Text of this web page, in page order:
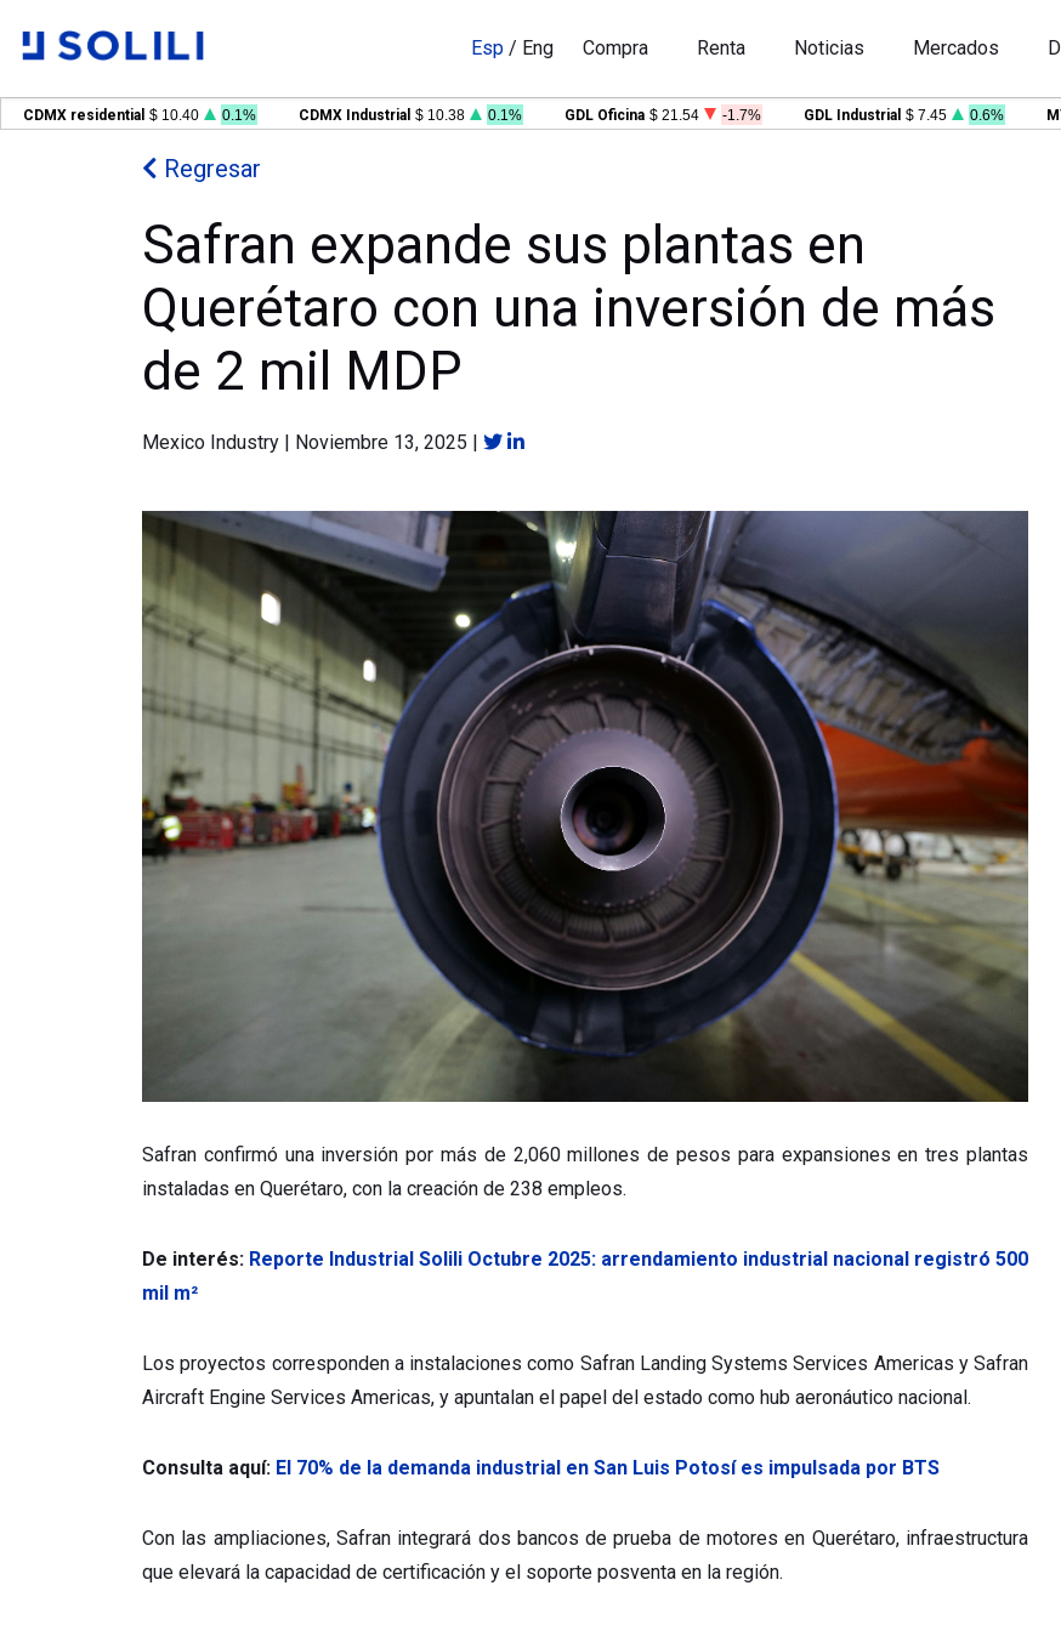
Esp / Eng Compra Renta Noticias Mercados
residential $ 10.40 0.1% CDMX Industrial $ 10.38 0.1% GDL Oficina $ 21.54 -1.7% GDL Industrial $ 7.45 0.6% MTY
Regresar
Safran expande sus plantas en
Querétaro con una inversión de más
de 2 mil MDP
Mexico Industry | Noviembre 13, 2025 |
Safran confirmó una inversión por más de 2,060 millones de pesos para expansiones en tres plantas
instaladas en Querétaro, con la creación de 238 empleos.
De interés: Reporte Industrial Solili Octubre 2025: arrendamiento industrial nacional registró 500
mil m²
Los proyectos corresponden a instalaciones como Safran Landing Systems Services Americas y Safran
Aircraft Engine Services Americas, y apuntalan el papel del estado como hub aeronáutico nacional.
Consulta aquí: El 70% de la demanda industrial en San Luis Potosí es impulsada por BTS
Con las ampliaciones, Safran integrará dos bancos de prueba de motores en Querétaro, infraestructura
que elevará la capacidad de certificación y el soporte posventa en la región.